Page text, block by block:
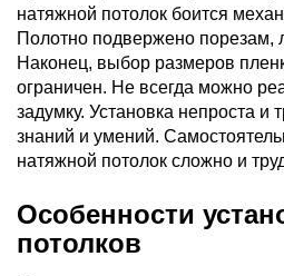
натяжной потолок боится
Полотно подвержено порезам,
Наконец, выбор размеров
ограничен. Не всегда можно
задумку. Установка непроста и
знаний и умений.
натяжной потолок сложно и
Особенности
потолков